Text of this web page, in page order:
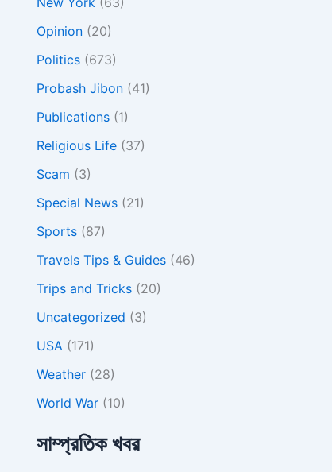
Opinion (20)
Politics (673)
Probash Jibon (41)
Publications (1)
Religious Life (37)
Scam (3)
Special News (21)
Sports (87)
Travels Tips & Guides (46)
Trips and Tricks (20)
Uncategorized (3)
USA (171)
Weather (28)
World War (10)
সাম্প্রতিক খবর